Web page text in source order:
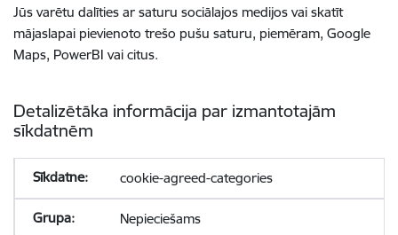
Jūs varētu dalīties ar saturu sociālajos medijos vai skatīt
mājaslapai pievienoto trešo pušu saturu, piemēram, Google
Maps, PowerBI vai citus.
Detalizētāka informācija par izmantotajām
sīkdatnēm
cookie-agreed-categories
Nepieciešams